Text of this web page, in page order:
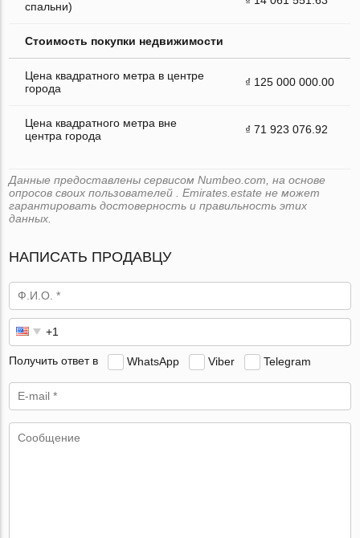
спальни)
Стоимость покупки недвижимости
Цена квадратного метра в центре
города
₫ 125 000 000.00
Цена квадратного метра вне
центра города
₫ 71 923 076.92
Данные предоставлены сервисом Numbeo.com, на основе
опросов своих пользователей . Emirates.estate не может
гарантировать достоверность и правильность этих
данных.
НАПИСАТЬ ПРОДАВЦУ
Получить ответ в WhatsApp Viber Telegram